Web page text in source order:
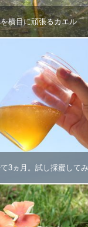
横目に頑張るカエル
3ヵ月。試し採蜜してみ